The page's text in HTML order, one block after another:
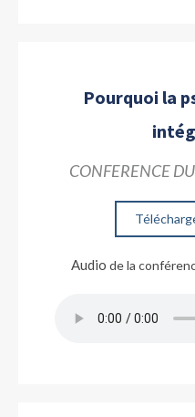
Pourquoi la
CONFERENCE
Audio de la